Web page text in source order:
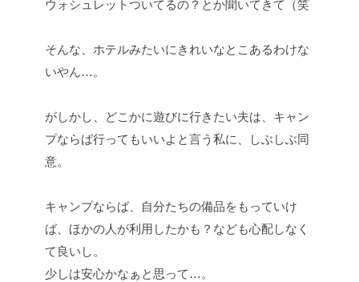
ウォシュレットついてるの？とか聞いてきて（笑
そんな、ホテルみたいにきれいなとこあるわけな
いやん…。
がしかし、どこかに遊びに行きたい夫は、キャン
プならば行ってもいいよと言う私に、しぶしぶ同
意。
キャンプならば、自分たちの備品をもっていけ
ば、ほかの人が利用したかも？なども心配しなく
て良いし。
少しは安心かなぁと思って…。